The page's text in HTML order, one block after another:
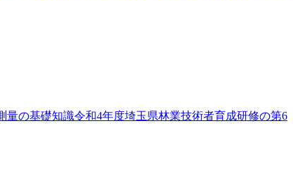
の基礎知識令和4年度埼玉県林業技術者育成研修の第6